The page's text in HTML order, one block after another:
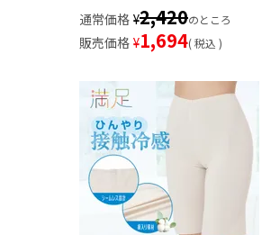
通常価格 ¥2,420のところ
販売価格 ¥1,694 税込